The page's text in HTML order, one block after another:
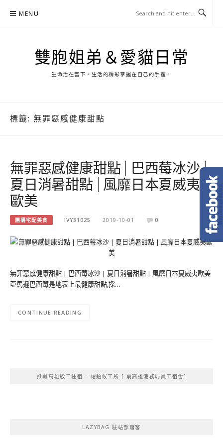
MENU
雙胞姐弟＆愛貓日常
生命活在當下，生活的精彩掌握在自己的手裡。
標籤: 無罪惡感健康甜點
無罪惡感健康甜點 | 巴西莓冰沙 |
夏日消暑甜點 | 風靡日本夏威夷
歐美
團購宅配美食 IVY31025 2019-10-01 0
無罪惡感健康甜點 | 巴西莓冰沙 | 夏日消暑甜點 | 風靡日本夏威夷歐美
亞馬遜巴西莓是地表上最健康甜點,採…
CONTINUE READING
推薦高雄駁二住宿 – 帕鉑候工所 [ 前高雄港務局員工宿舍]
LAZYBAG 駐站部落客